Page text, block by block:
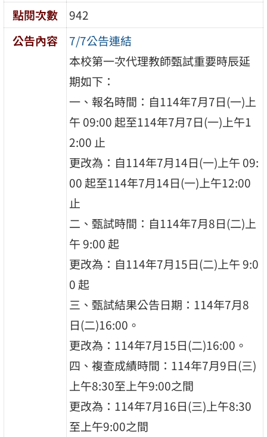
點閱次數
942
公告內容
7/7公告連結
本校第一次代理教師甄試重要時辰延
期如下：
一、報名時間：自114年7月7日(一)上
午 09:00 起至114年7月7日(一)上午1
2:00 止
更改為：自114年7月14日(一)上午 09:
00 起至114年7月14日(一)上午12:00
止
二、甄試時間：自114年7月8日(二)上
午 9:00 起
更改為：自114年7月15日(二)上午 9:0
0 起
三、甄試結果公告日期：114年7月8
日(二)16:00。
更改為：114年7月15日(二)16:00。
四、複查成績時間：114年7月9日(三)
上午8:30至上午9:00之間
更改為：114年7月16日(三)上午8:30
至上午9:00之間